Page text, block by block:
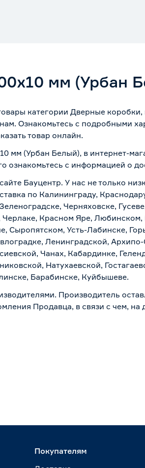
мм (Урбан
категории Дверные
Ознакомьтесь с подробными
товар онлайн.
мм (Урбан Белый), в интернет-
ознакомьтесь с информацией о
Бауцентр. У нас не только
по Калининграду,
Черняховске,
Красном Яре, Любинском,
Сыропятском, Усть-Лабинске,
Ленинградской,
Чанах, Кабардинке,
Натухаевской,
Барабинске, Куйбышеве.
Производитель
Продавца, в связи с чем, на
Покупателям